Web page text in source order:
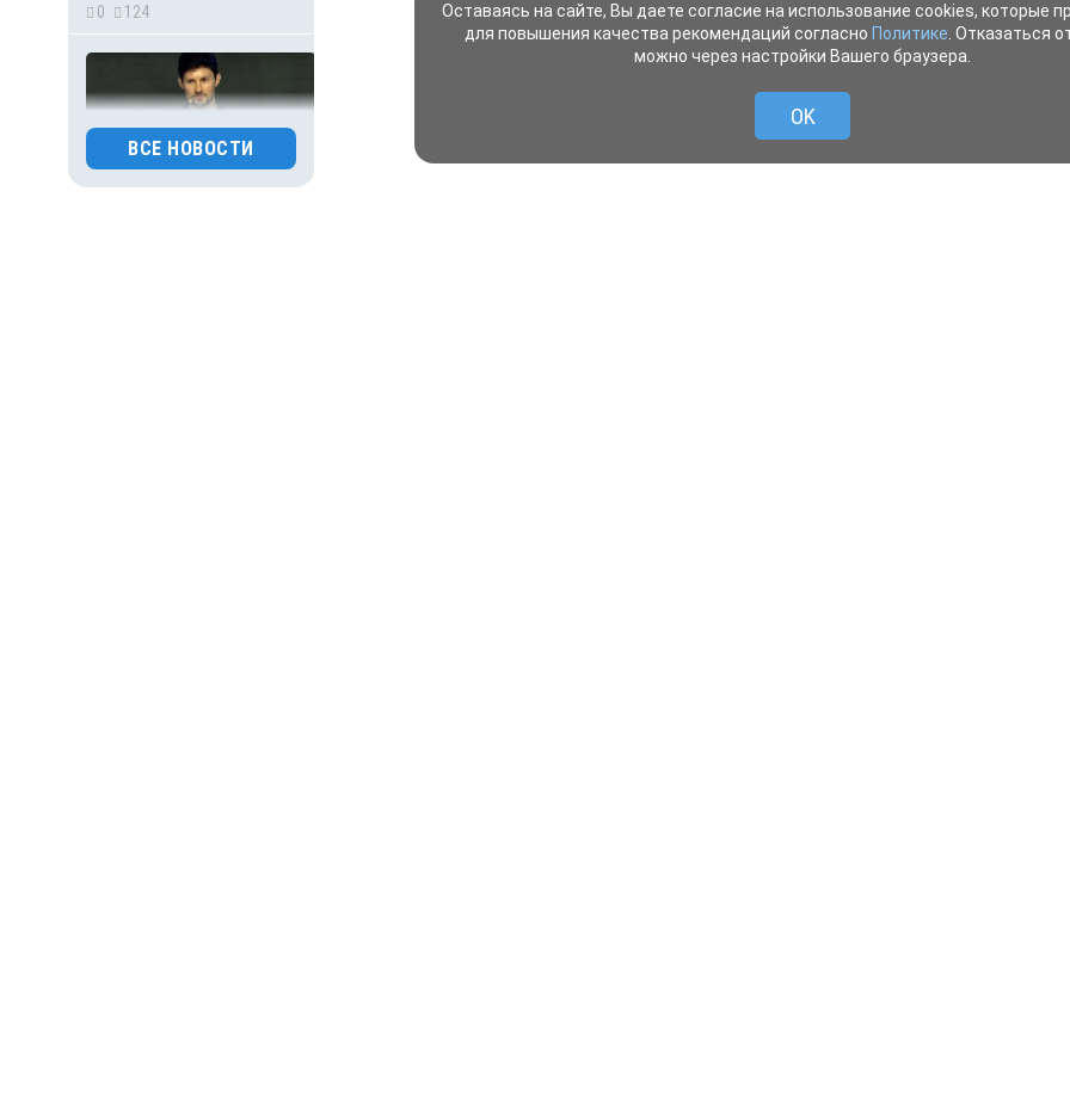
0
124
ВСЕ НОВОСТИ
Оставаясь на сайте, Вы даете согласие на использование cookies, которые
для повышения качества рекомендаций согласно Политике . Отказаться
можно через настройки Вашего браузера.
OK